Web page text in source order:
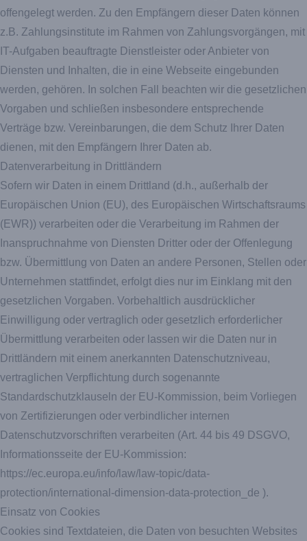
offengelegt werden. Zu den Empfängern dieser Daten können
z.B. Zahlungsinstitute im Rahmen von Zahlungsvorgängen, mit
IT-Aufgaben beauftragte Dienstleister oder Anbieter von
Diensten und Inhalten, die in eine Webseite eingebunden
werden, gehören. In solchen Fall beachten wir die gesetzlichen
Vorgaben und schließen insbesondere entsprechende
Verträge bzw. Vereinbarungen, die dem Schutz Ihrer Daten
dienen, mit den Empfängern Ihrer Daten ab.
Datenverarbeitung in Drittländern
Sofern wir Daten in einem Drittland (d.h., außerhalb der
Europäischen Union (EU), des Europäischen Wirtschaftsraums
(EWR)) verarbeiten oder die Verarbeitung im Rahmen der
Inanspruchnahme von Diensten Dritter oder der Offenlegung
bzw. Übermittlung von Daten an andere Personen, Stellen oder
Unternehmen stattfindet, erfolgt dies nur im Einklang mit den
gesetzlichen Vorgaben. Vorbehaltlich ausdrücklicher
Einwilligung oder vertraglich oder gesetzlich erforderlicher
Übermittlung verarbeiten oder lassen wir die Daten nur in
Drittländern mit einem anerkannten Datenschutzniveau,
vertraglichen Verpflichtung durch sogenannte
Standardschutzklauseln der EU-Kommission, beim Vorliegen
von Zertifizierungen oder verbindlicher internen
Datenschutzvorschriften verarbeiten (Art. 44 bis 49 DSGVO,
Informationsseite der EU-Kommission:
https://ec.europa.eu/info/law/law-topic/data-
protection/international-dimension-data-protection_de ).
Einsatz von Cookies
Cookies sind Textdateien, die Daten von besuchten Websites